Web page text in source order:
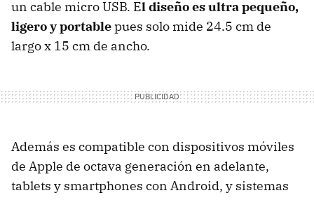
un cable micro USB. El diseño es ultra pequeño,
ligero y portablepues solo mide 24.5 cm de
largo x 15 cm de ancho.
Además es compatible con dispositivos móviles
de Apple de octava generación en adelante,
tablets y smartphones con Android, y sistemas